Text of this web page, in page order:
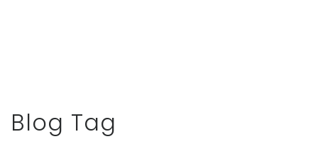
Blog Tag